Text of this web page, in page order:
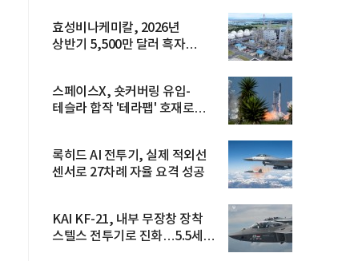
효성비나케미칼, 2026년
상반기 5,500만 달러 흑자
스페이스X, 숏커버링 유입-
테슬라 합작 '테라팹' 호재로
록히드 AI 전투기, 실제 적외선
센서로 27차례 자율 요격 성공
KAI KF-21, 내부 무장창 장착
스텔스 전투기로 진화…5.5세대